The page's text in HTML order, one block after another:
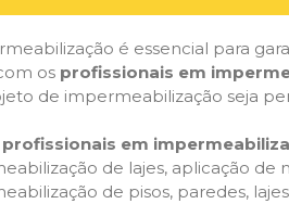
é essencial para
os profissionais em
de impermeabilização seja
profissionais em
de lajes, aplicação de
de pisos, paredes,